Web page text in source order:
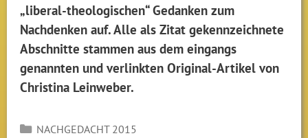
„liberal-theologischen“ Gedanken zum
Nachdenken auf. Alle als Zitat gekennzeichnete
Abschnitte stammen aus dem eingangs
genannten und verlinkten Original-Artikel von
Christina Leinweber.
Kategorien
NACHGEDACHT 2015